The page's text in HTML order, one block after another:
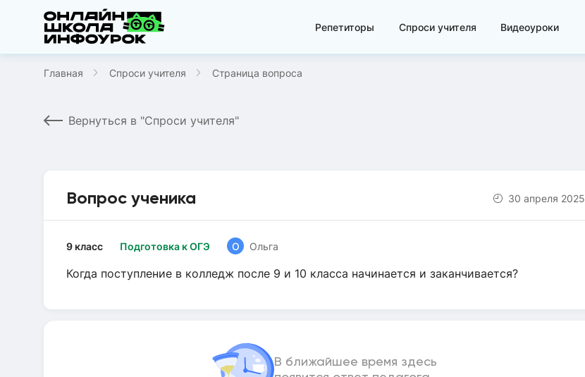
Репетиторы Спроси учителя Видеоуроки
Главная Спроси учителя Страница вопроса
Вернуться в "Спроси учителя"
Вопрос ученика 30 апреля 2025
Подготовка к ОГЭ
9 класс О Ольга
Когда поступление в колледж после 9 и 10 класса начинается и заканчивается?
В ближайшее время здесь